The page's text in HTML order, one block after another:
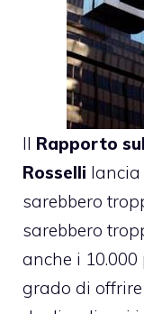
Il Rapporto
Rosselli lancia
sarebbero
sarebbero
anche i
grado di